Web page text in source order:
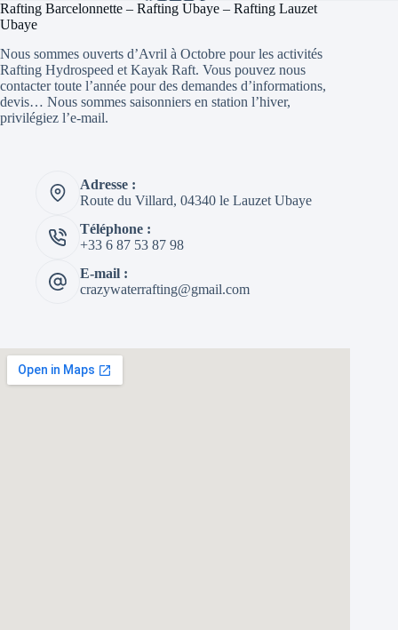
Rafting Barcelonnette – Rafting Ubaye – Rafting Lauzet
Ubaye
Nous sommes ouverts d’Avril à Octobre pour les activités
Rafting Hydrospeed et Kayak Raft. Vous pouvez nous
contacter toute l’année pour des demandes d’informations,
devis… Nous sommes saisonniers en station l’hiver,
privilégiez l’e-mail.
Adresse :
Route du Villard, 04340 le Lauzet Ubaye
Téléphone :
+33 6 87 53 87 98
E-mail :
crazywaterrafting@gmail.com